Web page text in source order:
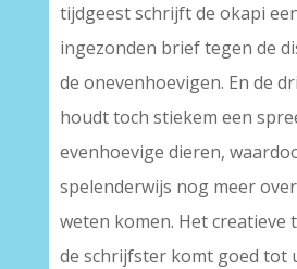
tijdgeest schrijft de okapi
ingezonden brief tegen de
de onevenhoevigen. En de
houdt toch stiekem een
evenhoevige dieren,
spelenderwijs nog meer
weten komen. Het creatieve
de schrijfster komt goed tot